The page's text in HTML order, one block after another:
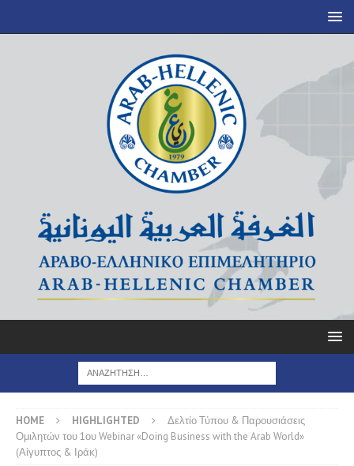
HOME HIGHLIGHTED
Δελτίο Τύπου & Παρουσιάσεις
Ομιλητών του 1ου Webinar «Doing Business with the Arab World»
(Αίγυπτος & Ιράκ)